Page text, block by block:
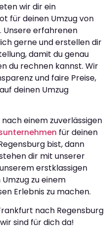
wir dir ein
für deinen Umzug von
Unsere erfahrenen
gerne und erstellen dir
damit du genau
du rechnen kannst. Wir
und faire Preise,
deinen Umzug
einem zuverlässigen
für deinen
bist, dann
dir mit unserer
erstklassigen
zu einem
Erlebnis zu machen.
nach Regensburg
sind für dich da!